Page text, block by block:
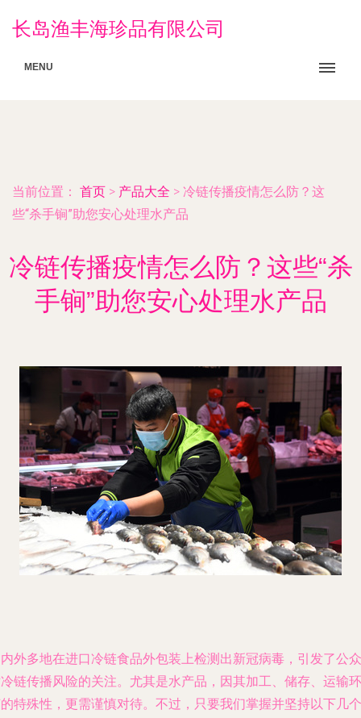
长岛渔丰海珍品有限公司
MENU
当前位置： 首页 > 产品大全 > 冷链传播疫情怎么防？这
些“杀手锏”助您安心处理水产品
冷链传播疫情怎么防？这些“杀
手锏”助您安心处理水产品
外多地在进口冷链食品外包装上检测出新冠病毒，引发了公众
链传播风险的关注。尤其是水产品，因其加工、储存、运输环
特殊性，更需谨慎对待。不过，只要我们掌握并坚持以下几个